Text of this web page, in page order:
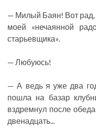
— Милый Баян! Вот рад,
моей «нечаянной
старьевщика».
— Любуюсь!
— А ведь я уже два
пошла на базар
вздремнул после
двенадцать...